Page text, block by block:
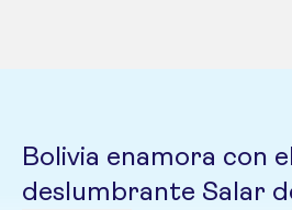
Bolivia enamora con el
deslumbrante Salar